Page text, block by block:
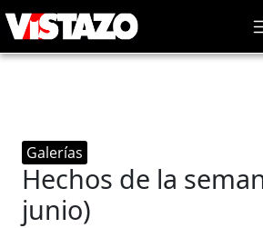
Galerías
Hechos de la
junio)